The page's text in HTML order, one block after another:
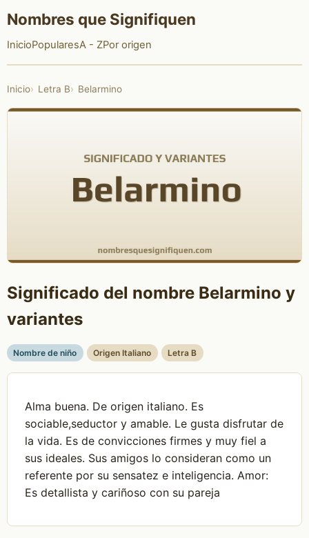
Nombres que Signifiquen
InicioPopularesA - ZPor origen
Inicio Letra B Belarmino
Significado del nombre Belarmino y
variantes
Nombre de niño Origen Italiano Letra B
Alma buena. De origen italiano. Es
sociable,seductor y amable. Le gusta disfrutar de
la vida. Es de convicciones firmes y muy fiel a
sus ideales. Sus amigos lo consideran como un
referente por su sensatez e inteligencia. Amor:
Es detallista y cariñoso con su pareja